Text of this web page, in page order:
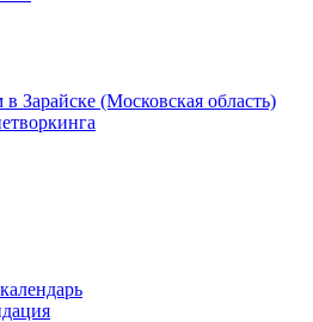
Зарайске (Московская область)